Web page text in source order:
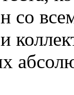
со